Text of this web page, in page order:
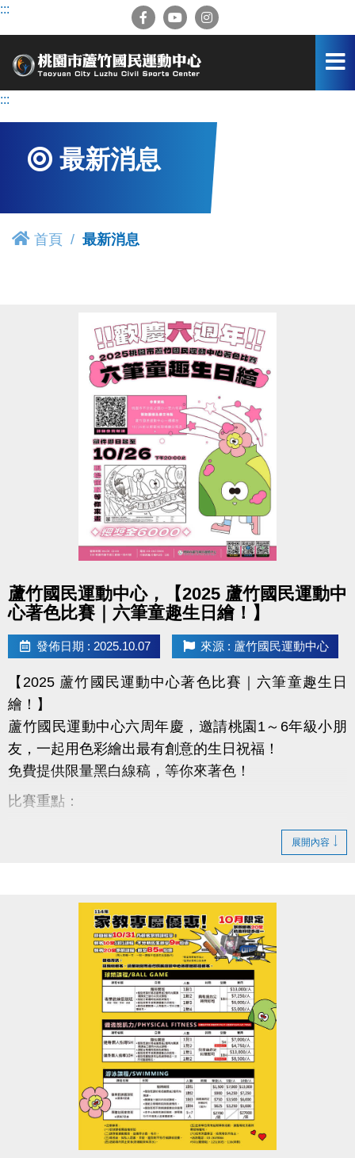
跳
容
:::
:::
最新消息
首頁 最新消息
蘆竹國民運動中心，【2025 蘆竹國民運動中
心著色比賽｜六筆童趣生日繪！】
發佈日期 : 2025.10.07 來源 : 蘆竹國民運動中心
【2025 蘆竹國民運動中心著色比賽｜六筆童趣生日
繪！】
蘆竹國民運動中心六周年慶，邀請桃園1～6年級小朋
友，一起用色彩繪出最有創意的生日祝福！
免費提供限量黑白線稿，等你來著色！
比賽重點：
免費索取中心限定著色稿（數量有限，送完為止）
參賽資格：桃園市國小1～6年級學生（設籍或就讀皆
投稿時間：10/6～10/26 晚上8點前
投稿地點：蘆竹國民運動中心一樓櫃台
總獎金高達6,000元，還有作品展出機會！
快帶著孩子來參加，讓創意變成驚喜大獎！
有問題歡迎私訊小編或電話詢問：03-2639066 #106
詳細參賽辦法請掃描QR-Code查看
快標記身邊有小小畫家的朋友，一起來報名！
#蘆竹國民運動中心 #著色比賽 #兒童繪畫 #親子活動
#桃園童趣 #繪畫比賽
展開內容